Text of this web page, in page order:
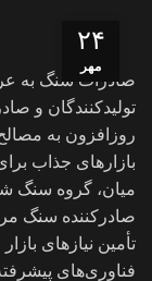
۲۴
مهر
صادرات سنگ به
تولیدکنندگان و
روزافزون به
بازارهای جذاب
میان، گروه سنگ
صادرکننده سنگ
تأمین نیازهای
فناوری‌های